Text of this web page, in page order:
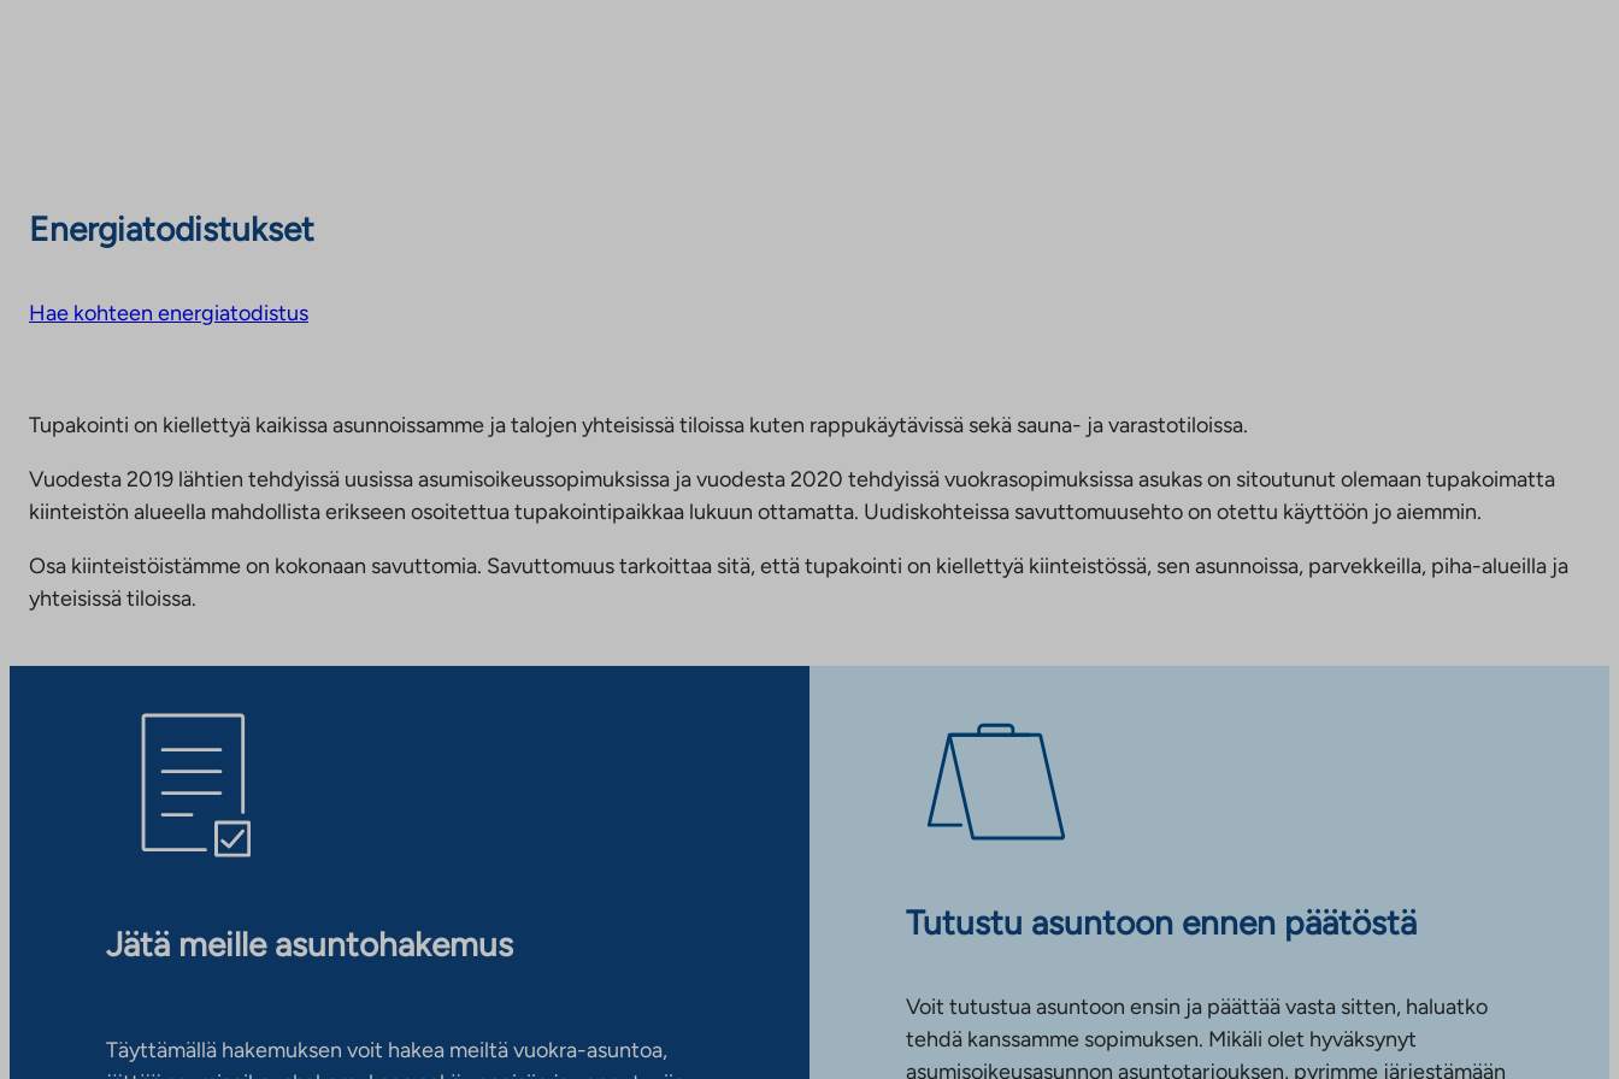
Energiatodistukset
Hae kohteen energiatodistus
Tupakointi on kiellettyä kaikissa asunnoissamme ja talojen yhteisissä tiloissa kuten rappukäytävissä sekä sauna- ja varastotiloissa.
Vuodesta 2019 lähtien tehdyissä uusissa asumisoikeussopimuksissa ja vuodesta 2020 tehdyissä vuokrasopimuksissa asukas on sitoutunut olemaan tupakoimatta
kiinteistön alueella mahdollista erikseen osoitettua tupakointipaikkaa lukuun ottamatta. Uudiskohteissa savuttomuusehto on otettu käyttöön jo aiemmin.
Osa kiinteistöistämme on kokonaan savuttomia. Savuttomuus tarkoittaa sitä, että tupakointi on kiellettyä kiinteistössä, sen asunnoissa, parvekkeilla, piha-alueilla ja
yhteisissä tiloissa.
Jätä meille asuntohakemus
Täyttämällä hakemuksen voit hakea meiltä vuokra-asuntoa,
Tutustu asuntoon ennen päätöstä
Voit tutustua asuntoon ensin ja päättää vasta sitten, haluatko
tehdä kanssamme sopimuksen. Mikäli olet hyväksynyt
asumisoikeusasunnon asuntotarjouksen, pyrimme järjestämään